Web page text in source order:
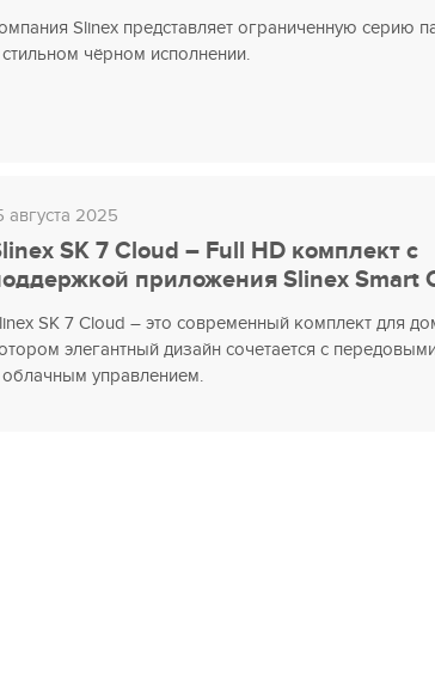
Slinex представляет ограниченную серию
стильном чёрном исполнении.
августа 2025
SK 7 Cloud – Full HD комплект с
приложения Slinex Smart
SK 7 Cloud – это современный комплект для
элегантный дизайн сочетается с
облачным управлением.